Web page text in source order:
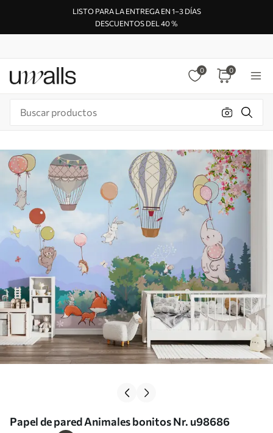
LISTO PARA LA ENTREGA EN 1–3 DÍAS
DESCUENTOS DEL 40 %
0 0
Papel de pared Animales bonitos Nr. u98686